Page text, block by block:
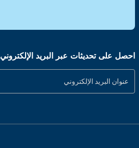
احصل على تحديثات عبر البريد الإلكتروني